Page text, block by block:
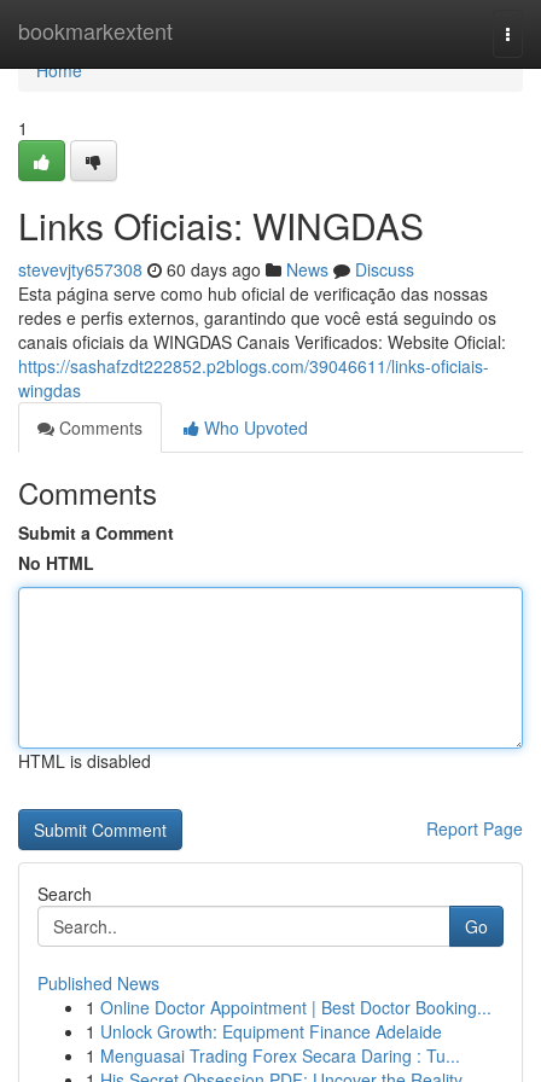
bookmarkextent
Home
Home
1
Links Oficiais: WINGDAS
stevevjty657308 60 days ago News
Discuss
Esta página serve como hub oficial de verificação das nossas
redes e perfis externos, garantindo que você está seguindo os
canais oficiais da WINGDAS Canais Verificados: Website Oficial:
https://sashafzdt222852.p2blogs.com/39046611/links-oficiais-
wingdas
Comments
Who Upvoted
Comments
Submit a Comment
No HTML
HTML is disabled
Report Page
Search
Go
Published News
1 Online Doctor Appointment | Best Doctor Booking...
1 Unlock Growth: Equipment Finance Adelaide
1 Menguasai Trading Forex Secara Daring : Tu...